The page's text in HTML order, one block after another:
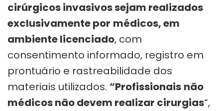
cirúrgicos invasivos sejam realizados
exclusivamente por médicos, em
ambiente licenciado, com
consentimento informado, registro em
prontuário e rastreabilidade dos
materiais utilizados. “Profissionais não
médicos não devem realizar cirurgias“,